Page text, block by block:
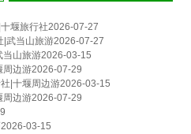
堰旅行社2026-07-27
|武当山旅游2026-07-27
当山旅游2026-03-15
周边游2026-07-29
|十堰周边游2026-03-15
周边游2026-07-29
2026-03-15